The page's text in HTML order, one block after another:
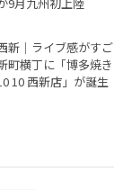
新｜ライブ感がすご
町横丁に「博多焼き
10 西新店」が誕生